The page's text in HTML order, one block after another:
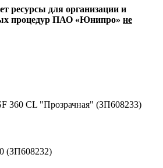
ресурсы для организации и
процедур ПАО «Юнипро» не
360 CL "Прозрачная" (ЗП608233)
(ЗП608232)